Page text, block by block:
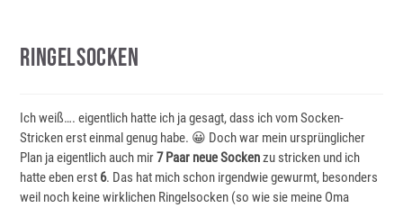
Ringelsocken
Ich weiß…. eigentlich hatte ich ja gesagt, dass ich vom Socken-
Stricken erst einmal genug habe. 😀 Doch war mein ursprünglicher
Plan ja eigentlich auch mir7 Paar neue Sockenzu stricken und ich
hatte eben erst 6. Das hat mich schon irgendwie gewurmt, besonders
weil noch keine wirklichen Ringelsocken (so wie sie meine Oma